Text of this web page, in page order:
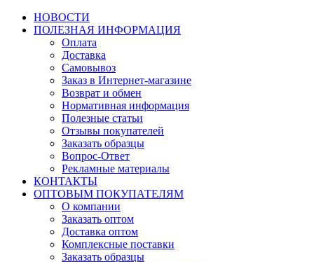
НОВОСТИ
ПОЛЕЗНАЯ ИНФОРМАЦИЯ
Оплата
Доставка
Самовывоз
Заказ в Интернет-магазине
Возврат и обмен
Нормативная информация
Полезные статьи
Отзывы покупателей
Заказать образцы
Вопрос-Ответ
Рекламные материалы
КОНТАКТЫ
ОПТОВЫМ ПОКУПАТЕЛЯМ
О компании
Заказать оптом
Доставка оптом
Комплексные поставки
Заказать образцы